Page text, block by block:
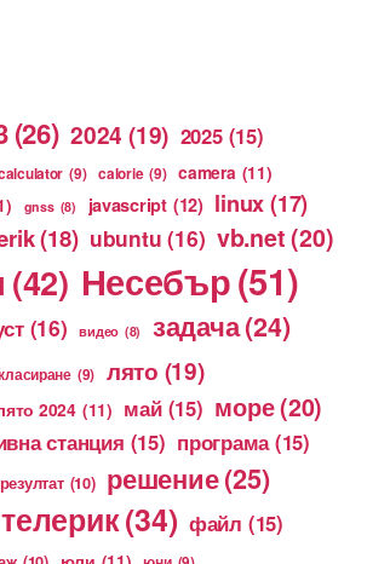
(26) 2024 (19) 2025 (15)
(9) calorie (9) camera (11)
gnss (8) javascript (12) linux(17)
(18) ubuntu (16) vb.net(20)
(42) Несебър(51)
(16) видео (8) задача(24)
(9) лято (19)
2024 (11) май (15) море(20)
станция (15) програма (15)
резултат (10) решение(25)
телерик(34) файл (15)